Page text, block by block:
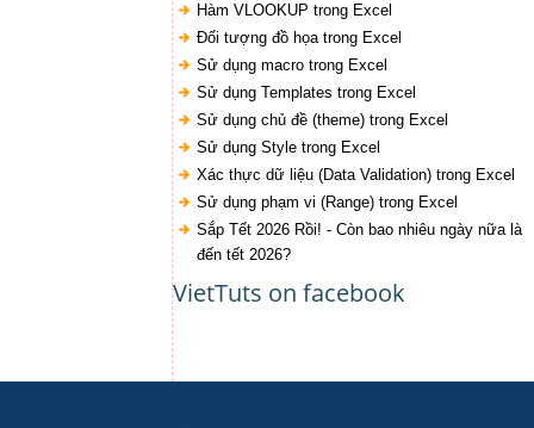
Hàm VLOOKUP trong Excel
Đối tượng đồ họa trong Excel
Sử dụng macro trong Excel
Sử dụng Templates trong Excel
Sử dụng chủ đề (theme) trong Excel
Sử dụng Style trong Excel
Xác thực dữ liệu (Data Validation) trong Excel
Sử dụng phạm vi (Range) trong Excel
Sắp Tết 2026 Rồi! - Còn bao nhiêu ngày nữa là
đến tết 2026?
VietTuts on facebook